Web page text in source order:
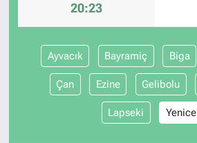
20:23
Ayvacık Bayramiç Biga
Çan Ezine Gelibolu
Lapseki Yenice